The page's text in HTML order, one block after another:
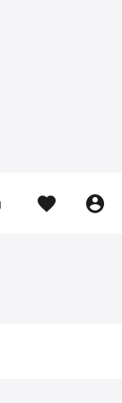
 